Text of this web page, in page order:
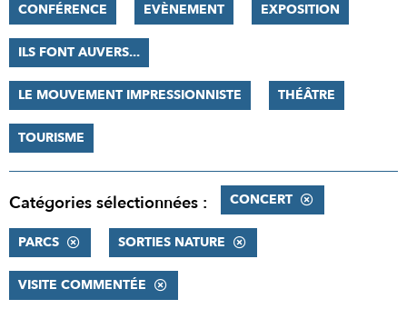
CONFÉRENCE EVÈNEMENT EXPOSITION
ILS FONT AUVERS...
LE MOUVEMENT IMPRESSIONNISTE THÉÂTRE
TOURISME
Catégories sélectionnées : CONCERT
PARCS SORTIES NATURE
VISITE COMMENTÉE